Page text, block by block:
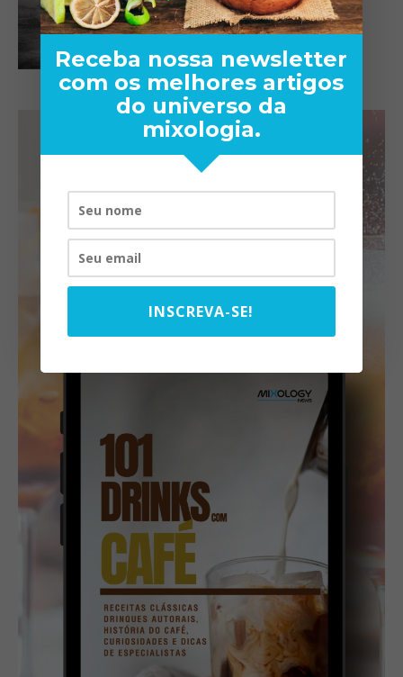
Receba nossa newsletter
com os melhores artigos
do universo da
mixologia.
INSCREVA-SE!